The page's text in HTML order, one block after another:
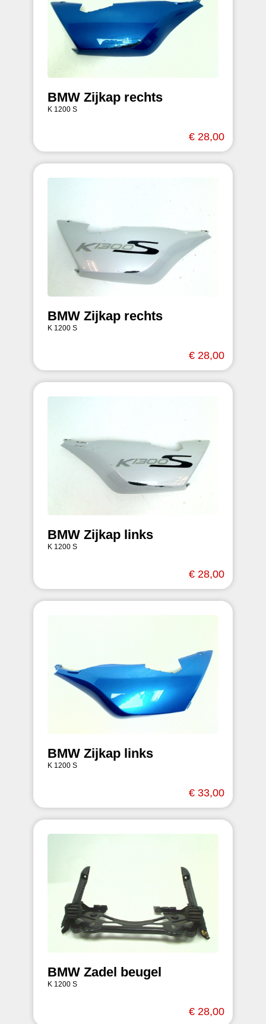
BMW Zijkap rechts
K 1200 S
€ 28,00
BMW Zijkap rechts
K 1200 S
€ 28,00
BMW Zijkap links
K 1200 S
€ 28,00
BMW Zijkap links
K 1200 S
€ 33,00
BMW Zadel beugel
K 1200 S
€ 28,00